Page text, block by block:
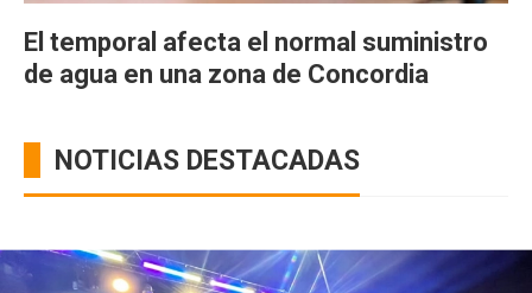
El temporal afecta el normal suministro
de agua en una zona de Concordia
NOTICIAS DESTACADAS